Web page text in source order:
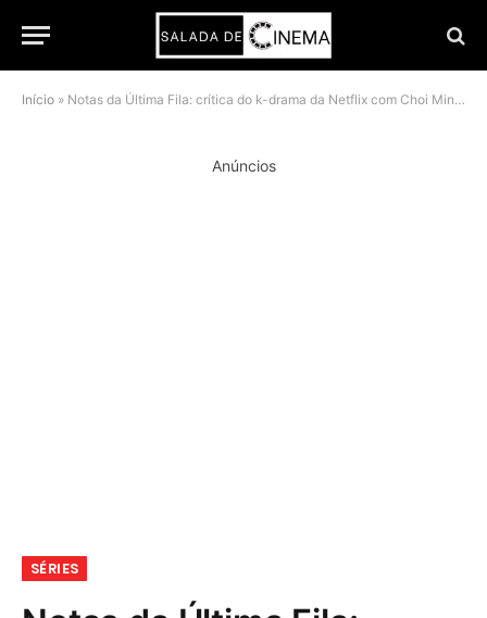
Início » Notas da Última Fila: crítica do k-drama da Netflix com Choi Min-sik
Anúncios
SÉRIES